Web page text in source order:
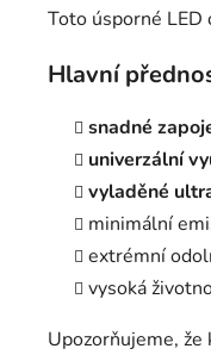
Toto úsporné
Hlavní
snadné
univerzální
vyladěné
minimální
extrémní
vysoká
Upozorňujeme,